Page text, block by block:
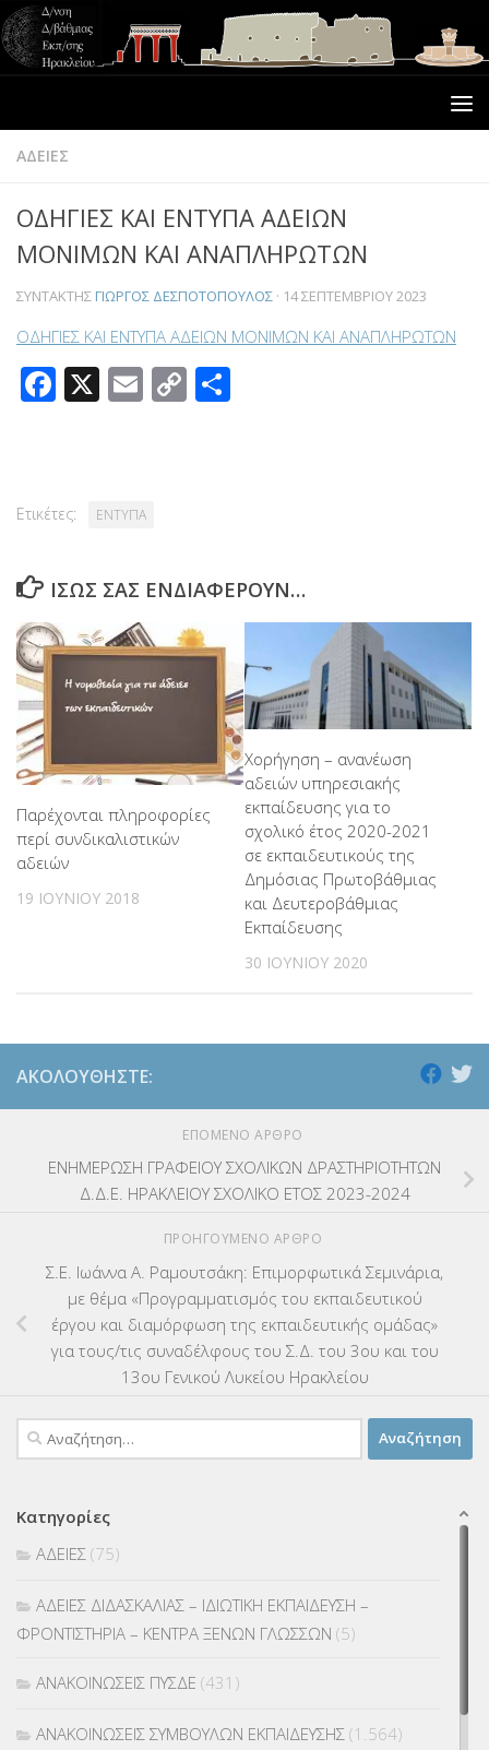
ΑΔΕΙΕΣ
ΟΔΗΓΙΕΣ ΚΑΙ ΕΝΤΥΠΑ ΑΔΕΙΩΝ
ΜΟΝΙΜΩΝ ΚΑΙ ΑΝΑΠΛΗΡΩΤΩΝ
ΣΥΝΤΆΚΤΗΣ ΓΙΏΡΓΟΣ ΔΕΣΠΟΤΌΠΟΥΛΟΣ · 14 ΣΕΠΤΕΜΒΡΊΟΥ 2023
ΟΔΗΓΙΕΣ ΚΑΙ ΕΝΤΥΠΑ ΑΔΕΙΩΝ ΜΟΝΙΜΩΝ ΚΑΙ ΑΝΑΠΛΗΡΩΤΩΝ
Facebook
X Email
Copy
Ετικέτες: ΕΝΤΥΠΑ
ΊΣΩΣ ΣΑΣ ΕΝΔΙΑΦΈΡΟΥΝ…
Παρέχονται πληροφορίες
περί συνδικαλιστικών
αδειών
19 ΙΟΥΝΊΟΥ 2018
Χορήγηση – ανανέωση
αδειών υπηρεσιακής
εκπαίδευσης για το
σχολικό έτος 2020-2021
σε εκπαιδευτικούς της
Δημόσιας Πρωτοβάθμιας
και Δευτεροβάθμιας
Εκπαίδευσης
30 ΙΟΥΝΊΟΥ 2020
ΑΚΟΛΟΥΘΉΣΤΕ:
ΕΠΌΜΕΝΟ ΆΡΘΡΟ
ΕΝΗΜΕΡΩΣΗ ΓΡΑΦΕΙΟΥ ΣΧΟΛΙΚΩΝ ΔΡΑΣΤΗΡΙΟΤΗΤΩΝ
Δ.Δ.Ε. ΗΡΑΚΛΕΙΟΥ ΣΧΟΛΙΚΟ ΕΤΟΣ 2023-2024
ΠΡΟΗΓΟΎΜΕΝΟ ΆΡΘΡΟ
Σ.Ε. Ιωάννα Α. Ραμουτσάκη: Επιμορφωτικά Σεμινάρια,
με θέμα «Προγραμματισμός του εκπαιδευτικού
έργου και διαμόρφωση της εκπαιδευτικής ομάδας»
για τους/τις συναδέλφους του Σ.Δ. του 3ου και του
13ου Γενικού Λυκείου Ηρακλείου
Αναζήτηση
για:
Κατηγορίες
ΑΔΕΙΕΣ (75)
ΑΔΕΙΕΣ ΔΙΔΑΣΚΑΛΙΑΣ – ΙΔΙΩΤΙΚΗ ΕΚΠΑΙΔΕΥΣΗ –
ΦΡΟΝΤΙΣΤΗΡΙΑ – ΚΕΝΤΡΑ ΞΕΝΩΝ ΓΛΩΣΣΩΝ (5)
ΑΝΑΚΟΙΝΩΣΕΙΣ ΠΥΣΔΕ (431)
ΑΝΑΚΟΙΝΩΣΕΙΣ ΣΥΜΒΟΥΛΩΝ ΕΚΠΑΙΔΕΥΣΗΣ (1.564)